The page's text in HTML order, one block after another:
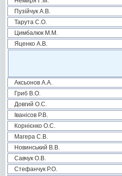
Пузійчук А.В.
Тарута С.О.
Цимбалюк М.М.
Яценко А.В.
Аксьонов А.А.
Гриб В.О.
Довгий О.С.
Іванісов Р.В.
Корнієнко О.С.
Магера С.В.
Новинський В.В.
Савчук О.В.
Стефанчук Р.О.